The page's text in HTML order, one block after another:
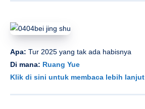
Apa: Tur 2025 yang tak ada habisnya
Di mana: Ruang Yue
Klik di sini untuk membaca lebih lanjut